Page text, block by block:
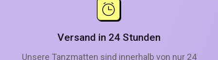
Versand in 24 Stunden
Unsere Tanzmatten sind innerhalb von nur 24